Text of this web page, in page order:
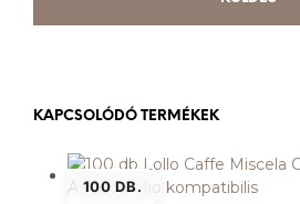
KAPCSOLÓDÓ TERMÉKEK
100 DB.